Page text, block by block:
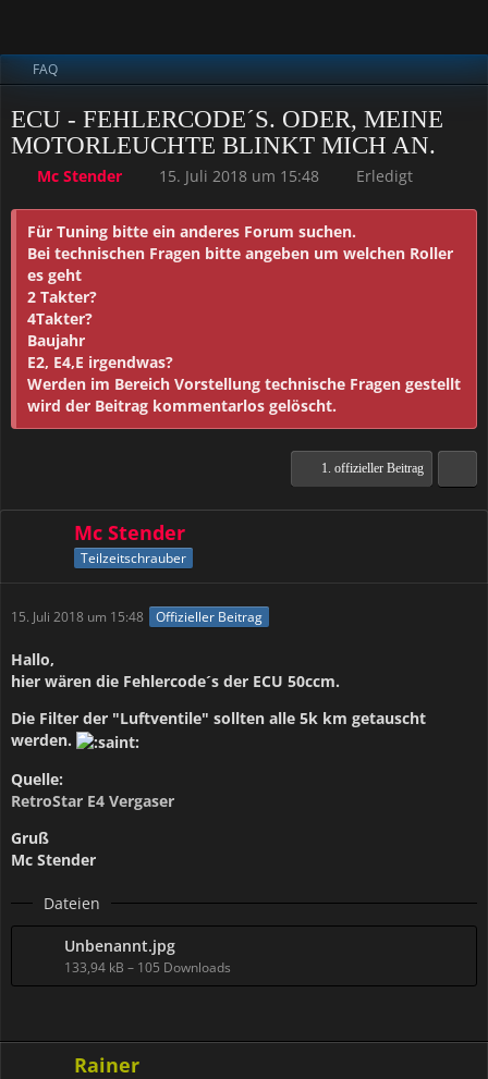
FAQ
ECU - FEHLERCODE´S. ODER, MEINE
MOTORLEUCHTE BLINKT MICH AN.
Mc Stender 15. Juli 2018 um 15:48 Erledigt
Für Tuning bitte ein anderes Forum suchen.
Bei technischen Fragen bitte angeben um welchen Roller
es geht
2 Takter?
4Takter?
Baujahr
E2, E4,E irgendwas?
Werden im Bereich Vorstellung technische Fragen gestellt
wird der Beitrag kommentarlos gelöscht.
1. offizieller Beitrag
Mc Stender
Teilzeitschrauber
15. Juli 2018 um 15:48 Offizieller Beitrag
Hallo,
hier wären die Fehlercode´s der ECU 50ccm.
Die Filter der "Luftventile" sollten alle 5k km getauscht
werden.
Quelle:
RetroStar E4 Vergaser
Gruß
Mc Stender
Dateien
Unbenannt.jpg
133,94 kB – 105 Downloads
Rainer